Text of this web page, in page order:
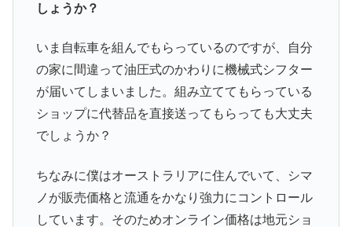
しょうか？
いま自転車を組んでもらっているのですが、自分
の家に間違って油圧式のかわりに機械式シフター
が届いてしまいました。組み立ててもらっている
ショップに代替品を直接送ってもらっても大丈夫
でしょうか？
ちなみに僕はオーストラリアに住んでいて、シマ
ノが販売価格と流通をかなり強力にコントロール
しています。そのためオンライン価格は地元ショ